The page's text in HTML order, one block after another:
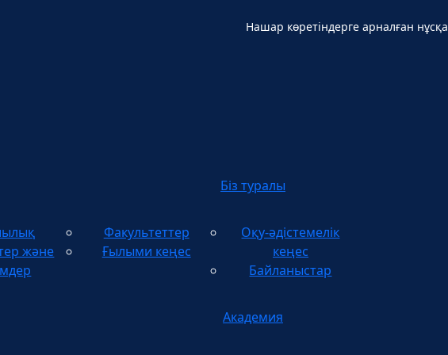
Нашар көретіндерге арналған нұсқа
Біз туралы
және
Факультеттер
Ғылыми кеңес
Оқу-әдістемелік
кеңес
Байланыстар
Академия